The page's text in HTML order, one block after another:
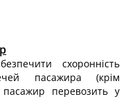
схоронність
пасажира (крім
пасажир перевозить у